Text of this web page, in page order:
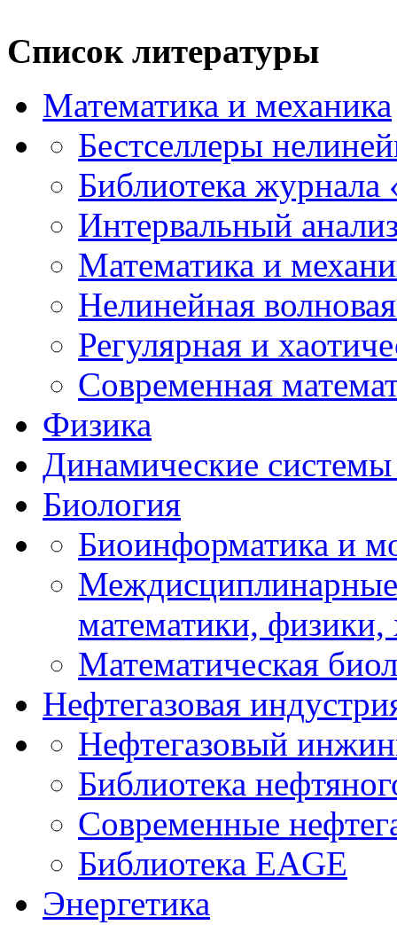
Список литературы
Математика и механика
Бестселлеры
Библиотека
Интервальный
Математика и
Нелинейная
Регулярная и
Современная
Физика
Динамические системы
Биология
Биоинформатика и
математики,
Математическая
Нефтегазовая
Нефтегазовый
Библиотека
Современные
Библиотека EAGE
Энергетика